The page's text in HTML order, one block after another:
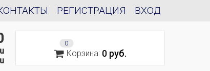
ВХОД
РЕГИСТРАЦИЯ
0
Корзина: 0 руб.